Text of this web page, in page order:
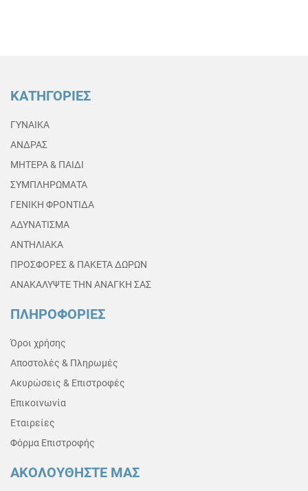
ΚΑΤΗΓΟΡΙΕΣ
ΓΥΝΑΙΚΑ
ΑΝΔΡΑΣ
ΜΗΤΕΡΑ & ΠΑΙΔΙ
ΣΥΜΠΛΗΡΩΜΑΤΑ
ΓΕΝΙΚΗ ΦΡΟΝΤΙΔΑ
ΑΔΥΝΑΤΙΣΜΑ
ΑΝΤΗΛΙΑΚΑ
ΠΡΟΣΦΟΡΕΣ & ΠΑΚΕΤΑ ΔΩΡΩΝ
ΑΝΑΚΑΛΥΨΤΕ ΤΗΝ ΑΝΑΓΚΗ ΣΑΣ
ΠΛΗΡΟΦΟΡΙΕΣ
Όροι χρήσης
Αποστολές & Πληρωμές
Ακυρώσεις & Επιστροφές
Επικοινωνία
Εταιρείες
Φόρμα Επιστροφής
ΑΚΟΛΟΥΘΗΣΤΕ ΜΑΣ